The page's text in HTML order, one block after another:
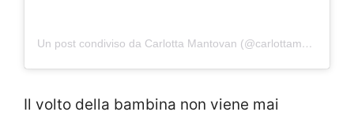
Un post condiviso da Carlotta Mantovan (@carlottamantovan2612)
Il volto della bambina non viene mai